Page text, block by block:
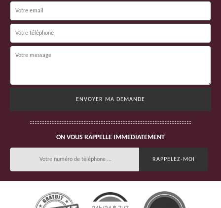
ON VOUS RAPPELLE IMMEDIATEMENT